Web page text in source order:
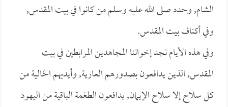
الشام, وحدد صلى الله عليه وسلم من كانوا في بيت المقدس,
وفي أكناف بيت المقدس.
وفي هذه الأيام نجد إخواننا المجاهدين المرابطين في بيت
المقدس, الذين يدافعون بصدورهم العارية, وأيديهم الخالية من
كل سلاح إلا سلاح الإيمان, يدافعون الطغمة الباقية من اليهود